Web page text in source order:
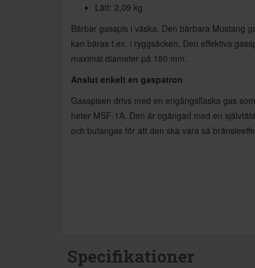
Lätt: 2,09 kg
Bärbar gasspis i väska. Den bärbara Mustang
kan bäras t.ex. i ryggsäcken. Den effektiva
maximal diameter på 180 mm.
Anslut enkelt en gaspatron
Gasspisen drivs med en engångsflaska gas
heter MSF-1A. Den är ogängad med en
och butangas för att den ska vara så
Specifikationer